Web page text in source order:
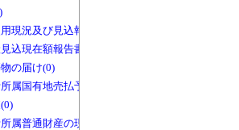
現況及び見込報告書(0)
込現在額報告書(1)
の届け(0)
属国有地売払予定調(0)
属普通財産の現況調査(0)